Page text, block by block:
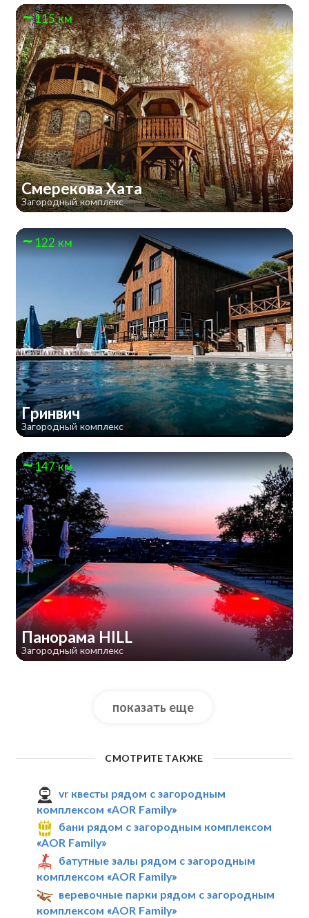
115 км
Смерекова Хата
Загородный комплекс
122 км
Гринвич
Загородный комплекс
147 км
Панорама HILL
Загородный комплекс
показать еще
СМОТРИТЕ ТАКЖЕ
vr квесты рядом с загородным
комплексом «AOR Family»
бани рядом с загородным комплексом
«AOR Family»
батутные залы рядом с загородным
комплексом «AOR Family»
веревочные парки рядом с загородным
комплексом «AOR Family»